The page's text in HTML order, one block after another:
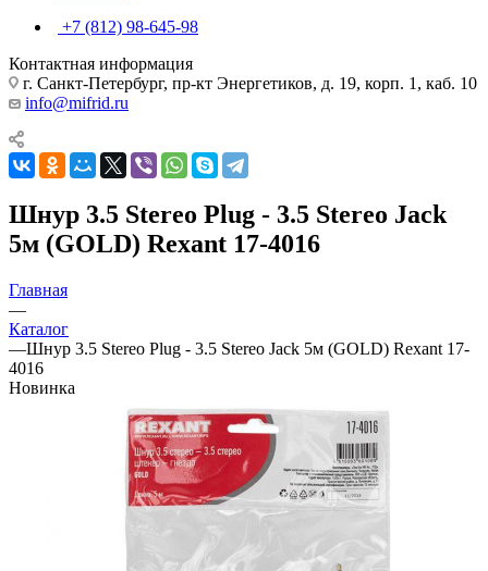
+7 (812) 98-645-98
Контактная информация
г. Санкт-Петербург, пр-кт Энергетиков, д. 19, корп. 1, каб. 10
info@mifrid.ru
Шнур 3.5 Stereo Plug - 3.5 Stereo Jack
5м (GOLD) Rexant 17-4016
Главная
—
Каталог
—Шнур 3.5 Stereo Plug - 3.5 Stereo Jack 5м (GOLD) Rexant 17-
4016
Новинка